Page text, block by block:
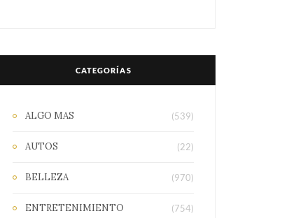
CATEGORÍAS
ALGO MAS (539)
AUTOS (22)
BELLEZA (970)
ENTRETENIMIENTO (754)